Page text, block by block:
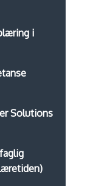
i
Solutions